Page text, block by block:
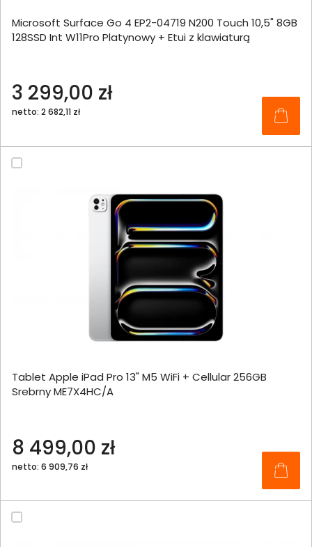
Microsoft Surface Go 4 EP2-04719 N200 Touch 10,5" 8GB
128SSD Int W11Pro Platynowy + Etui z klawiaturą
3 299,00 zł
netto: 2 682,11 zł
Tablet Apple iPad Pro 13" M5 WiFi + Cellular 256GB
Srebrny ME7X4HC/A
8 499,00 zł
netto: 6 909,76 zł